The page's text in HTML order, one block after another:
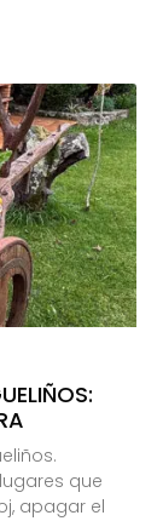
que
apagar el